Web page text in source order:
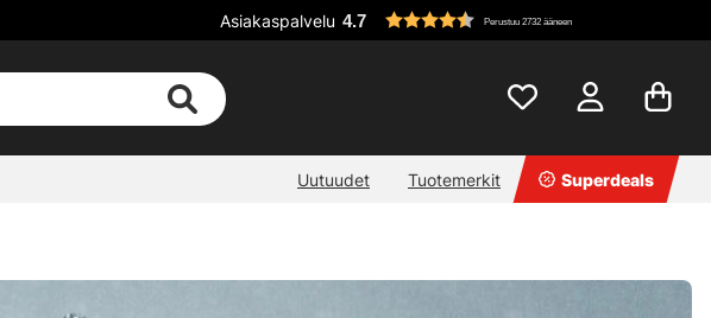
Asiakaspalvelu 4.7 Perustuu 2732 ääneen
Uutuudet Tuotemerkit Superdeals